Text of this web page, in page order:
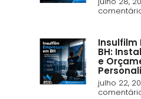
Insulfilm
BH:
e
julho 22,